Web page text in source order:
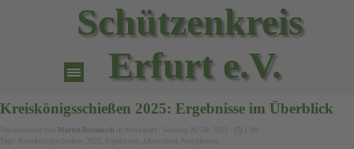
Direkt zum SeiteninhaltSchützenkreis
Erfurt e.V.
Menü überspringen
Kreiskönigsschießen 2025: Ergebnisse im Überblick
Veröffentlicht von Martin Bernhardt in Wettkampf · Sonntag 26 Okt 2025 ·
Kreiskönigsschießen 2025 Ergebnisse Aktivitäten Neuigkeiten